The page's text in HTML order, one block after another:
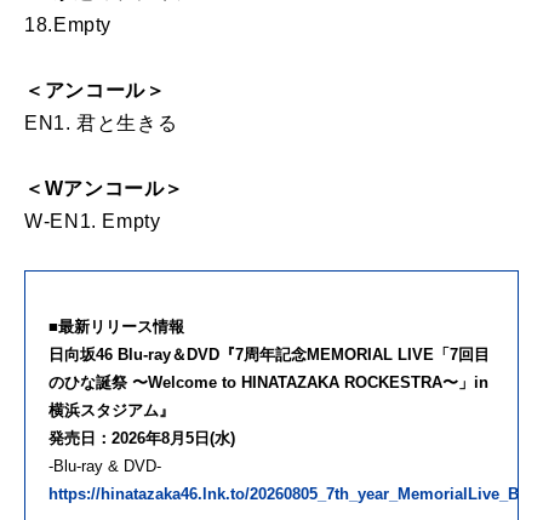
18.Empty
＜アンコール＞
EN1. 君と生きる
＜Wアンコール＞
W-EN1. Empty
■最新リリース情報
日向坂46 Blu-ray＆DVD『7周年記念MEMORIAL LIVE「7回目
のひな誕祭 〜Welcome to HINATAZAKA ROCKESTRA〜」in
横浜スタジアム』
発売日：2026年8月5日(水)
-Blu-ray & DVD-
https://hinatazaka46.lnk.to/